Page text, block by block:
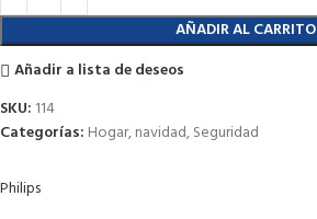
AÑADIR AL CARRITO
Añadir a lista de deseos
SKU: 114
Categorías: Hogar,navidad,Seguridad
Philips